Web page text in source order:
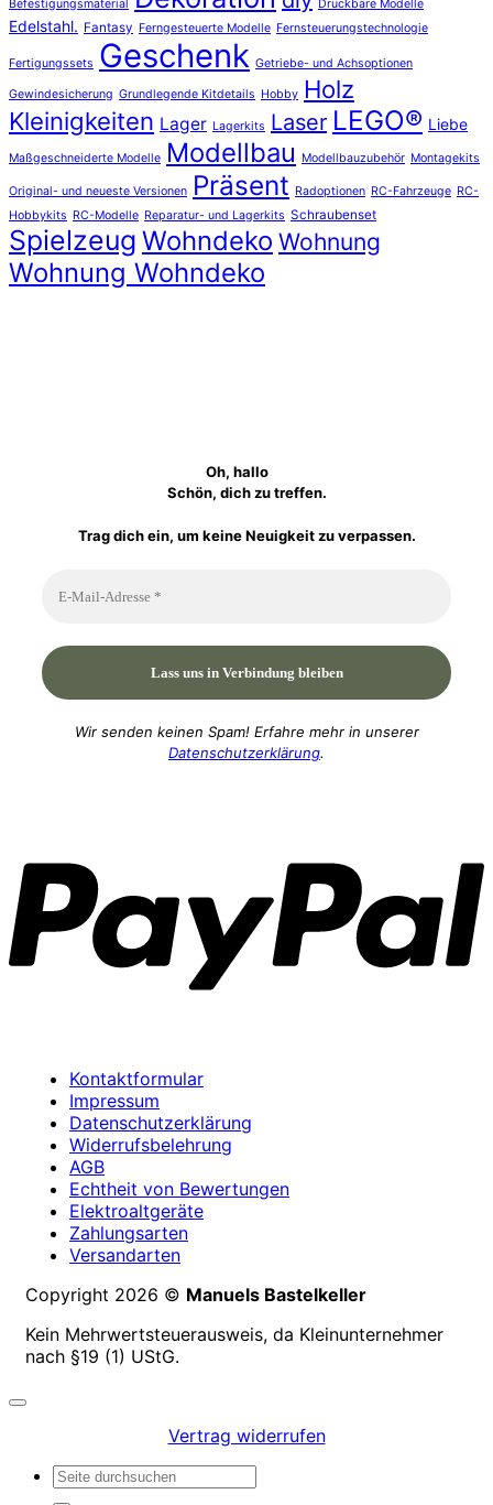
Befestigungsmaterial Druckbare Modelle
Edelstahl. Fantasy Ferngesteuerte Modelle Fernsteuerungstechnologie
Fertigungssets Geschenk Getriebe- und Achsoptionen
Gewindesicherung Grundlegende Kitdetails Hobby Holz
Kleinigkeiten Lager Lagerkits Laser LEGO® Liebe
Maßgeschneiderte Modelle Modellbau Modellbauzubehör Montagekits
Original- und neueste Versionen Präsent Radoptionen RC-Fahrzeuge RC-
Hobbykits RC-Modelle Reparatur- und Lagerkits Schraubenset
Spielzeug Wohndeko Wohnung
Wohnung Wohndeko
Oh, hallo
Schön, dich zu treffen.
Trag dich ein, um keine Neuigkeit zu verpassen.
Wir senden keinen Spam! Erfahre mehr in unserer
Datenschutzerklärung.
Kontaktformular
Impressum
Datenschutzerklärung
Widerrufsbelehrung
AGB
Echtheit von Bewertungen
Elektroaltgeräte
Zahlungsarten
Versandarten
Copyright 2026 © Manuels Bastelkeller
Kein Mehrwertsteuerausweis, da Kleinunternehmer
nach §19 (1) UStG.
Vertrag widerrufen
Suchen